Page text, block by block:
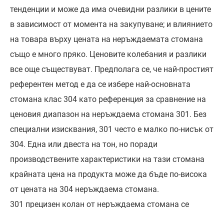
тенденции и може да има очевидни разлики в цените
в зависимост от момента на закупуване; и влиянието
на товара върху цената на неръждаемата стомана
също е много пряко. Ценовите колебания и разлики
все още съществуват. Предполага се, че най-простият
референтен метод е да се избере най-основната
стомана клас 304 като референция за сравнение на
ценовия диапазон на неръждаема стомана 301. Без
специални изисквания, 301 често е малко по-нисък от
304. Една или двеста на тон, но поради
производствените характеристики на тази стомана
крайната цена на продукта може да бъде по-висока
от цената на 304 неръждаема стомана.
301 прецизен колан от неръждаема стомана се